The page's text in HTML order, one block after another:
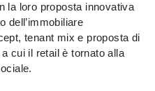
la loro proposta innovativa
dell’immobiliare
tenant mix e proposta di
cui il retail è tornato alla